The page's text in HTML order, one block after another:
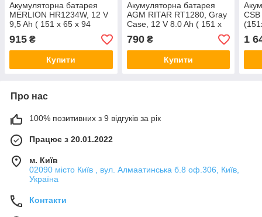
Акумуляторна батарея
MERLION HR1234W, 12 V
9,5 Ah ( 151 х 65 х 94
(100) ), 2.53 kg Black
Q10/420
915 ₴
Купити
Акумуляторна батарея
AGM RITAR RT1280, Gray
Case, 12 V 8.0 Ah ( 151 х
65 х 94 (100) ), 2.16 kg
Q10
790₴
Купити
1
Про нас
100% позитивних з 9 відгуків за рік
Працює з 20.01.2022
м. Київ
02090 місто Київ , вул. Алмаатинська б.8 оф.306, Київ,
Україна
Контакти